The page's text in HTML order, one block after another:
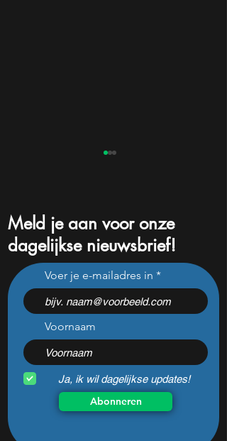
3 aandelen voor de lange
termijn die nog jaren hard
groeien
Meld je aan voor onze
dagelijkse nieuwsbrief!
Voer je e-mailadres in
Voornaam
Ja, ik wil dagelijkse updates!
Abonneren